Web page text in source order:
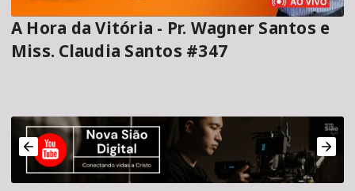
A Hora da Vitória - Pr. Wagner Santos e
Miss. Claudia Santos #347